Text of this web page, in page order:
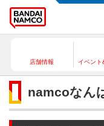
店舗情報 イベント
namcoなん